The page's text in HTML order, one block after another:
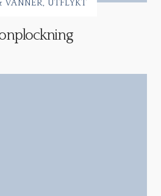
VÄNNER UTFLYKT